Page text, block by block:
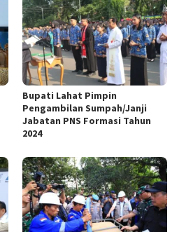
Bupati Lahat Pimpin
Pengambilan Sumpah/Janji
Jabatan PNS Formasi Tahun
2024